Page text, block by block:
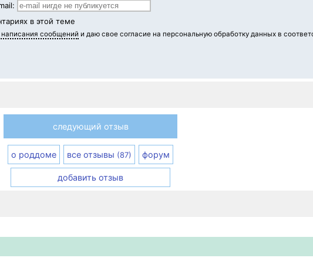
в этой теме
сообщений и даю свое согласие на персональную обработку данных в
следующий отзыв
о роддоме все отзывы (87) форум
добавить отзыв